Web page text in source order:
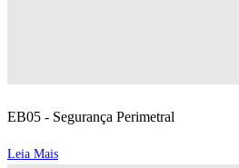
EB05 - Segurança Perimetral
Leia Mais